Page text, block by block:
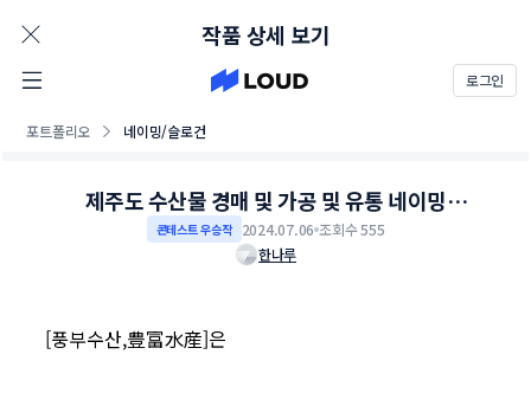
로그인
포트폴리오 네이밍/슬로건
작품 상세 보기
제주도 수산물 경매 및 가공 및 유통 네이밍
콘테스트
콘테스트 우승작 2024.07.06 조회수 555
한나루
[풍부수산,豊富水産]은